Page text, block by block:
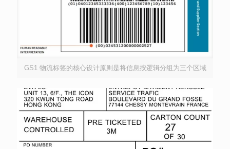
GS1 物流标签的核心设计原则是将信息按逻辑分组为三个区域